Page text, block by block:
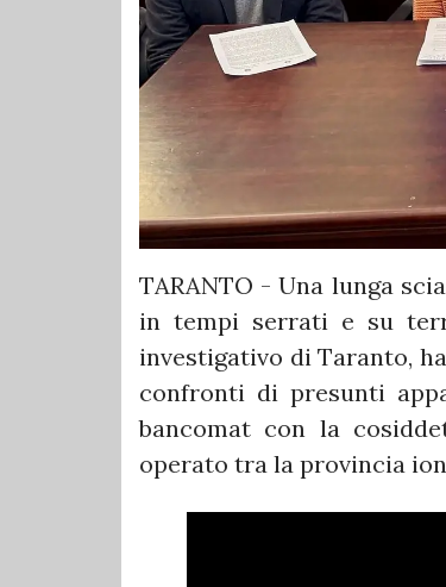
TARANTO - Una lunga
in tempi serrati e su
investigativo di Taranto,
confronti di presunti
bancomat con la
operato tra la provincia